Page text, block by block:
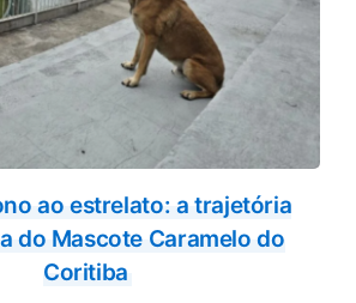
ao estrelato: a trajetória
do Mascote Caramelo do
Coritiba